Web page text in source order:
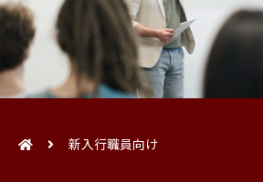
新入行職員向け